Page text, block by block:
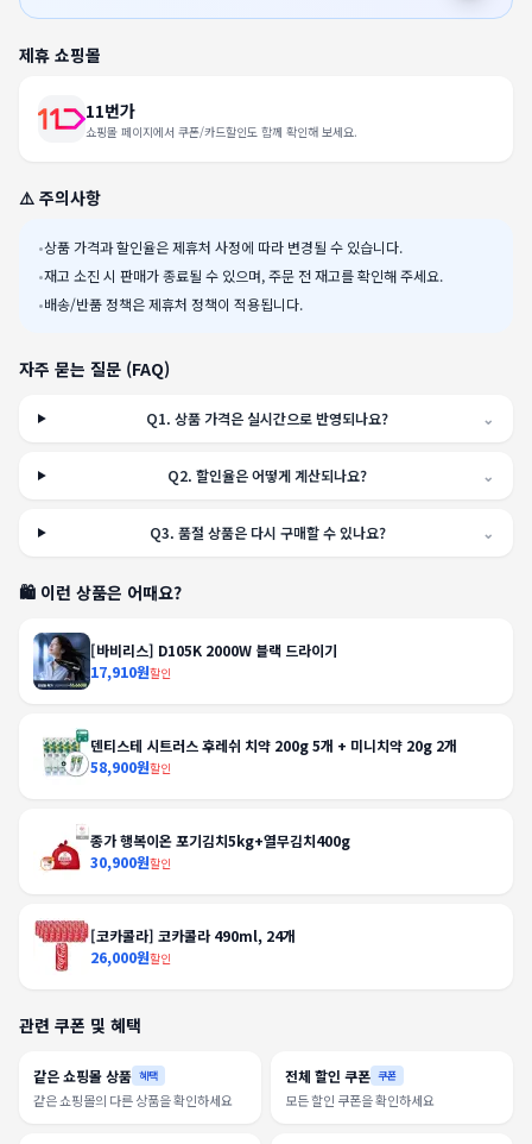
제휴 쇼핑몰
11번가
쇼핑몰 페이지에서 쿠폰/카드할인도 함께 확인해 보세요.
⚠️ 주의사항
•상품 가격과 할인율은 제휴처 사정에 따라 변경될 수 있습니다.
•재고 소진 시 판매가 종료될 수 있으며, 주문 전 재고를 확인해 주세요.
•배송/반품 정책은 제휴처 정책이 적용됩니다.
자주 묻는 질문 (FAQ)
Q1.상품 가격은 실시간으로 반영되나요? ⌄
Q2.할인율은 어떻게 계산되나요? ⌄
Q3. 품절 상품은 다시 구매할 수 있나요? ⌄
🛍️ 이런 상품은 어때요?
[바비리스] D105K 2000W 블랙 드라이기
17,910원할인
덴티스테 시트러스 후레쉬 치약 200g 5개 + 미니치약 20g 2개
58,900원할인
종가 행복이온 포기김치5kg+열무김치400g
30,900원할인
[코카콜라] 코카콜라 490ml, 24개
26,000원할인
관련 쿠폰 및 혜택
같은 쇼핑몰 상품 혜택
같은 쇼핑몰의 다른 상품을 확인하세요
전체 할인 쿠폰 쿠폰
모든 할인 쿠폰을 확인하세요